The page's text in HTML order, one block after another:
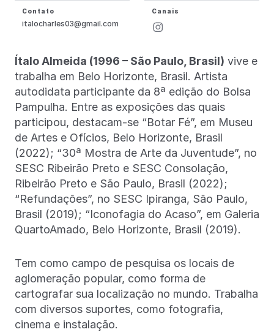
Contato
italocharles03@gmail.com
Canais
Ítalo Almeida (1996 – São Paulo, Brasil) vive e
trabalha em Belo Horizonte, Brasil. Artista
autodidata participante da 8ª edição do Bolsa
Pampulha. Entre as exposições das quais
participou, destacam-se “Botar Fé”, em Museu
de Artes e Ofícios, Belo Horizonte, Brasil
(2022); “30ª Mostra de Arte da Juventude”, no
SESC Ribeirão Preto e SESC Consolação,
Ribeirão Preto e São Paulo, Brasil (2022);
“Refundações”, no SESC Ipiranga, São Paulo,
Brasil (2019); “Iconofagia do Acaso”, em Galeria
QuartoAmado, Belo Horizonte, Brasil (2019).
Tem como campo de pesquisa os locais de
aglomeração popular, como forma de
cartografar sua localização no mundo. Trabalha
com diversos suportes, como fotografia,
cinema e instalação.